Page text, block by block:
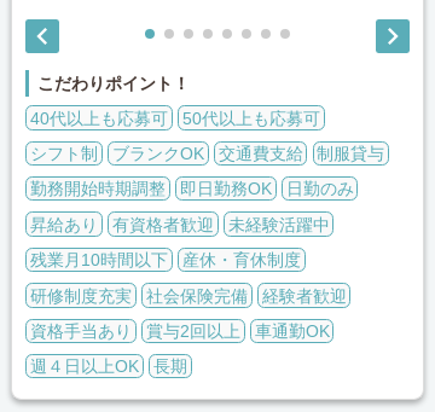
 
こだわりポイント！
40代以上も応募可
50代以上も応募可
シフト制
ブランクOK 交通費支給
制服貸与
勤務開始時期調整
即日勤務OK
日勤のみ
昇給あり
有資格者歓迎
未経験活躍中
残業月10時間以下
産休・育休制度
研修制度充実
社会保険完備
経験者歓迎
資格手当あり
賞与2回以上
車通勤OK
週４日以上OK
長期